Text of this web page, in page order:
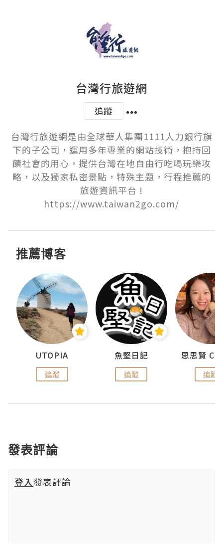
台灣行旅遊網
追蹤
台灣行旅遊網是由全球華人集團1111人力銀行旗
下的子公司，運用多年專業的網站技術，抱持回
饋社會的用心，提供台灣在地自由行吃喝玩樂攻
略，以及獨家私密景點，特殊主題，行程推薦的
旅遊資訊平台 !
https://www.taiwan2go.com/
推薦博客
UTOPIA
追蹤
魚堅日記
追蹤 追蹤
發表評論
登入發表評論